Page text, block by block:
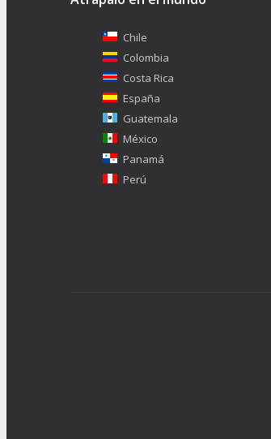
Chile
Colombia
Costa Rica
España
Guatemala
México
Panamá
Perú